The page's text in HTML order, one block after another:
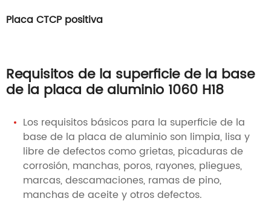
Placa CTCP positiva
Requisitos de la superficie de la base
de la placa de aluminio 1060 H18
Los requisitos básicos para la superficie de la
base de la placa de aluminio son limpia, lisa y
libre de defectos como grietas, picaduras de
corrosión, manchas, poros, rayones, pliegues,
marcas, descamaciones, ramas de pino,
manchas de aceite y otros defectos.